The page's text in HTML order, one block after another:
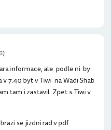
informace, ale podle ni by
7.40 byt v Tiwi na Wadi Shab
tam i zastavil Zpet s Tiwi v
se jizdni rad v pdf